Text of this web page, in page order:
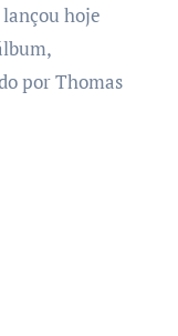
hoje
por Thomas